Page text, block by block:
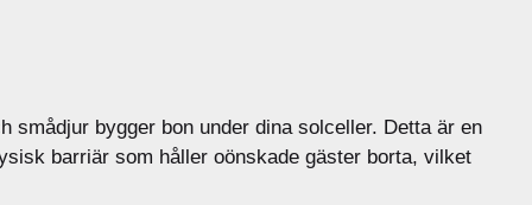
smådjur bygger bon under dina solceller. Detta är en
barriär som håller oönskade gäster borta, vilket